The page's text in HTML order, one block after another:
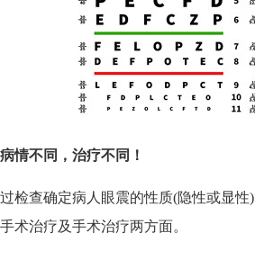
情不同，治疗不同！
查确定病人眼震的性质(隐性或显性)
术治疗及手术治疗两方面。